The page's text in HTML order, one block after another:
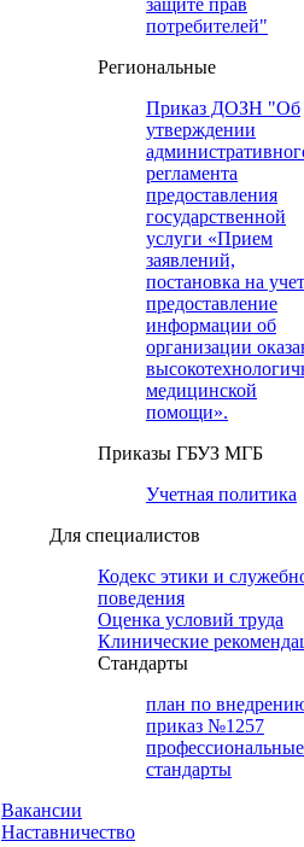
защите прав
потребителей"
Региональные
Приказ ДОЗН "Об
утверждении
регламента
предоставления
государственной
услуги «Прием
заявлений,
постановка на
предоставление
информации об
организации
медицинской
помощи».
Приказы ГБУЗ МГБ
Учетная политика
Для специалистов
Кодекс этики и
поведения
Оценка условий труда
Клинические
Cтандарты
план по
приказ №1257
профессиональные
стандарты
Вакансии
Наставничество